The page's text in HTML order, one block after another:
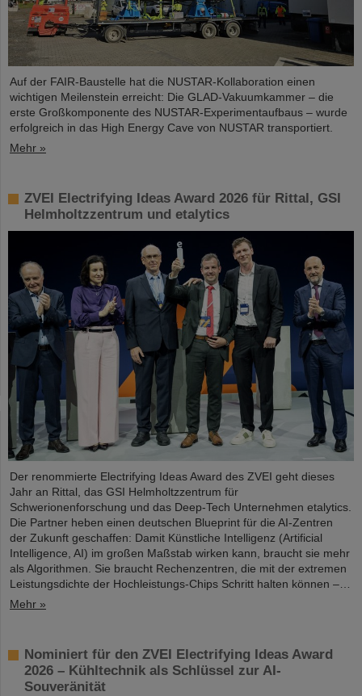
Auf der FAIR-Baustelle hat die NUSTAR-Kollaboration einen
wichtigen Meilenstein erreicht: Die GLAD-Vakuumkammer – die
erste Großkomponente des NUSTAR-Experimentaufbaus – wurde
erfolgreich in das High Energy Cave von NUSTAR transportiert.
Mehr »
ZVEI Electrifying Ideas Award 2026 für Rittal, GSI
Helmholtzzentrum und etalytics
Der renommierte Electrifying Ideas Award des ZVEI geht dieses
Jahr an Rittal, das GSI Helmholtzzentrum für
Schwerionenforschung und das Deep-Tech Unternehmen etalytics.
Die Partner heben einen deutschen Blueprint für die AI-Zentren
der Zukunft geschaffen: Damit Künstliche Intelligenz (Artificial
Intelligence, AI) im großen Maßstab wirken kann, braucht sie mehr
als Algorithmen. Sie braucht Rechenzentren, die mit der extremen
Leistungsdichte der Hochleistungs-Chips Schritt halten können –…
Mehr »
Nominiert für den ZVEI Electrifying Ideas Award
2026 – Kühltechnik als Schlüssel zur AI-
Souveränität